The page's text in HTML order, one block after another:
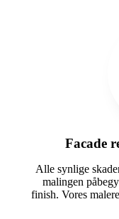
Facade
Alle synlige
malingen
finish. Vores